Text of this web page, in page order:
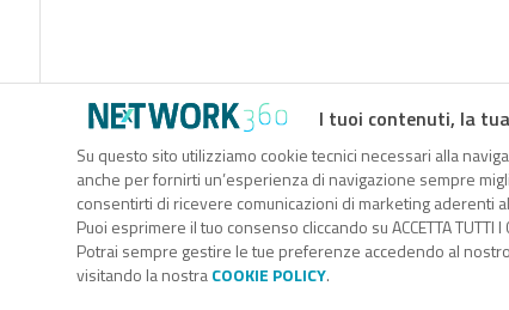
I tuoi contenuti, la
Su questo sito utilizziamo cookie tecnici necessari alla
anche per fornirti un’esperienza di navigazione sempre
consentirti di ricevere comunicazioni di marketing aderenti
Puoi esprimere il tuo consenso cliccando su ACCETTA
Potrai sempre gestire le tue preferenze accedendo al
visitando la nostraCOOKIE POLICY.
Seguici
About Autori Tags Rss Feed Privacy e